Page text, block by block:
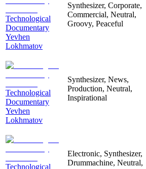
Technological
Documentary
Yevhen
Lokhmatov
Synthesizer, Corporate,
Commercial, Neutral,
Groovy, Peaceful
Technological
Documentary
Yevhen
Lokhmatov
Synthesizer, News,
Production, Neutral,
Inspirational
Technological
Electronic, Synthesizer,
Drummachine, Neutral,